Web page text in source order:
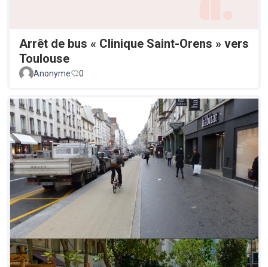
Arrêt de bus « Clinique Saint-Orens » vers
Toulouse
Anonyme 0